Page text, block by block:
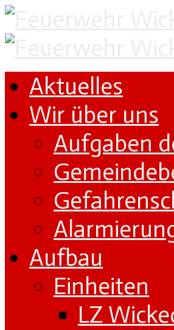
Aktuelles
Wir über uns
Aufgaben
Aufbau
Einheiten
LZ